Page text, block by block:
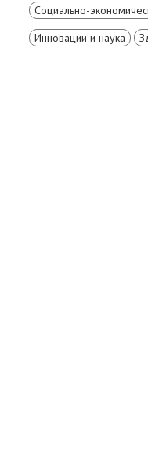
Инновации и наука